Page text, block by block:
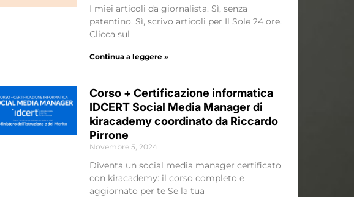
I miei articoli da giornalista. Sì, senza
patentino. Sì, scrivo articoli per Il Sole 24 ore.
Clicca sul
Continua a leggere »
Corso + Certificazione informatica
IDCERT Social Media Manager di
kiracademy coordinato da Riccardo
Pirrone
Novembre 5, 2024
Diventa un social media manager certificato
con kiracademy: il corso completo e
aggiornato per te Se la tua